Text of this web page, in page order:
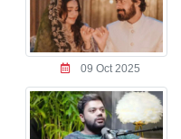
09 Oct 2025